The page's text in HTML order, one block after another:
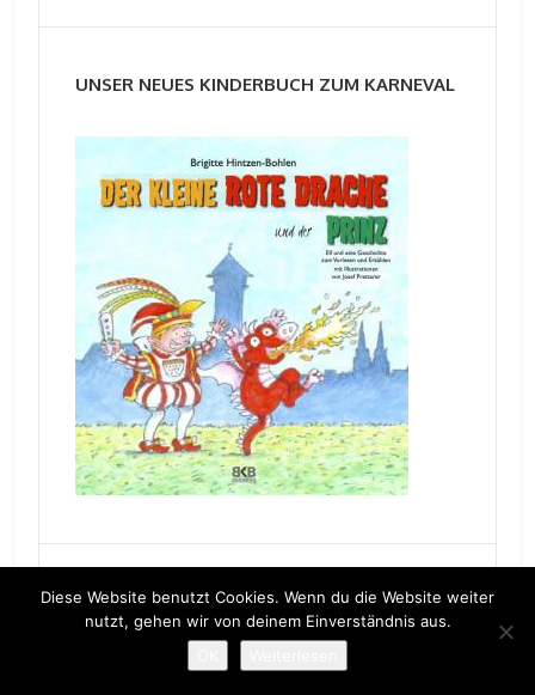
UNSER NEUES KINDERBUCH ZUM KARNEVAL
FOLGT UNS AUF FACEBOOK
Diese Website benutzt Cookies. Wenn du die Website weiter
nutzt, gehen wir von deinem Einverständnis aus.